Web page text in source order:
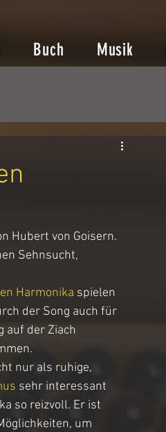
Buch Musik
Hubert von Goisern.
Sehnsucht,
Harmonika spielen
der Song auch für
auf der Ziach
nur als ruhige,
sehr interessant
so reizvoll. Er ist
um